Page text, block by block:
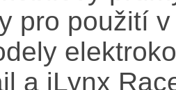
pro použití
a iLynx